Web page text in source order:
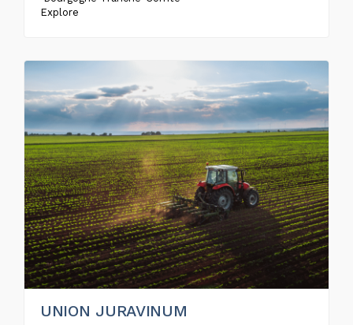
Explore
UNION JURAVINUM